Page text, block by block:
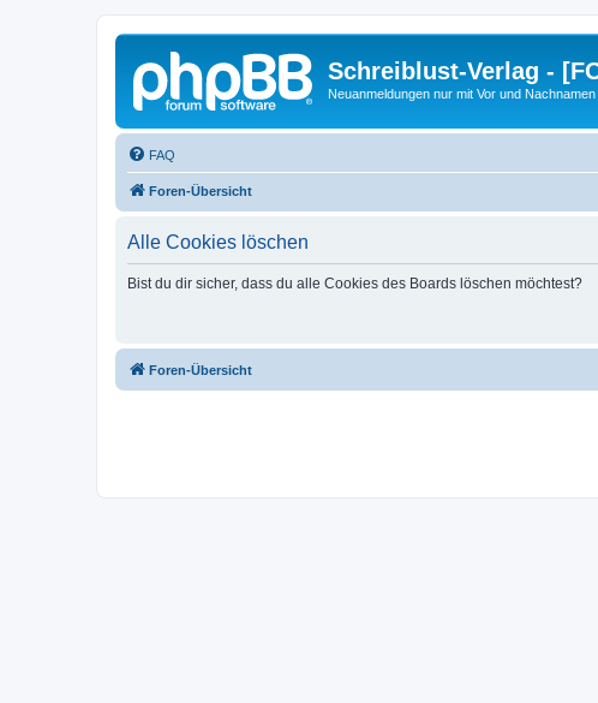
Schreiblust-Verlag -
Neuanmeldungen nur mit Vor und Nachnamen
FAQ
Foren-Übersicht
Alle Cookies löschen
Bist du dir sicher, dass du alle Cookies des Boards löschen möchtest?
Foren-Übersicht